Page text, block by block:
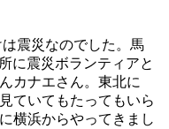
震災なのでした。馬
に震災ボランティアと
カナエさん。東北に
ていてもたってもいら
横浜からやってきまし